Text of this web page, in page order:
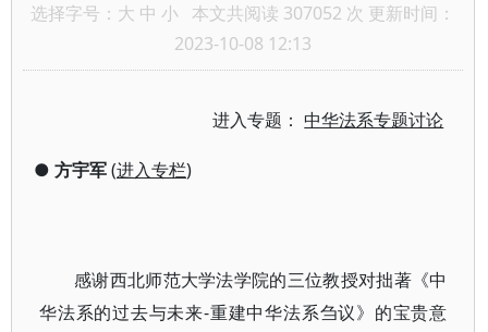
选择字号： 大 中 小 本文共阅读 307052 次 更新时间：
2023-10-08 12:13
进入专题：中华法系专题讨论
● 方宇军(进入专栏)
感谢西北师范大学法学院的三位教授对拙著《中
华法系的过去与未来-重建中华法系刍议》的宝贵意